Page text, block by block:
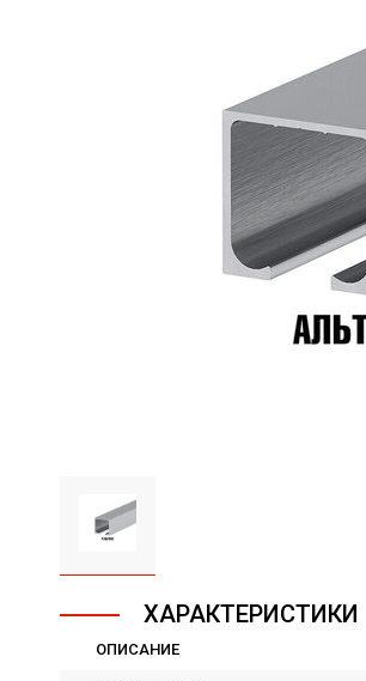
ХАРАКТЕРИСТИКИ
ОПИСАНИЕ